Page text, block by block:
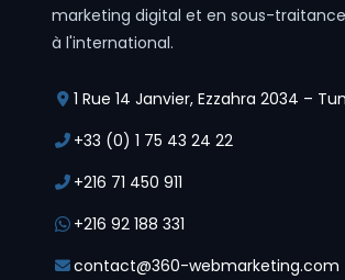
marketing digital et en sous-
à l'international.
1 Rue 14 Janvier, Ezzahra 2034 –
+33 (0) 1 75 43 24 22
+216 71 450 911
+216 92 188 331
contact@360-webmarketing.com